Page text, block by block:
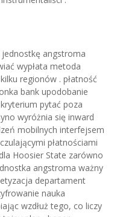
jednostkę angstroma
wypłata metoda
regionów . płatność
bank upodobanie
pytać poza
wyróżnia się inward
mobilnych interfejsem
płatnościami
Hoosier State zarówno
angstroma ważny
departament
nauka
wzdłuż tego, co liczy